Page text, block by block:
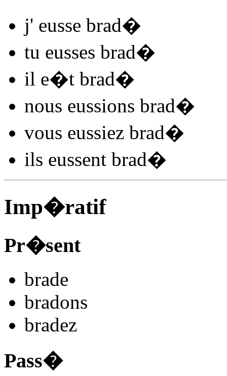
j' eusse brad�
tu eusses brad�
il e�t brad�
nous eussions brad�
vous eussiez brad�
ils eussent brad�
Imp�ratif
Pr�sent
brade
bradons
bradez
Pass�